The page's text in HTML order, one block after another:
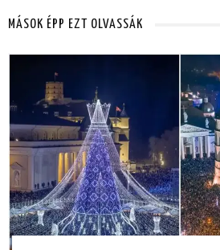
MÁSOK ÉPP EZT OLVASSÁK